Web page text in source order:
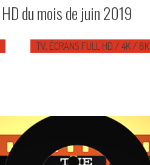
du mois de juin 2019
TV, ÉCRANS FULL HD / 4K / 8K